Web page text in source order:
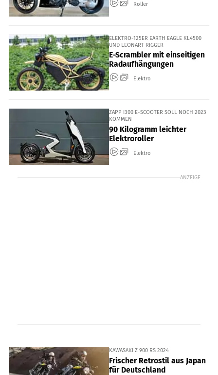
Roller
ELEKTRO-125ER EARTH EAGLE KL4500
UND LEONART RIGGER
E-Scrambler mit einseitigen
Radaufhängungen
Elektro
ZAPP I300 E-SCOOTER SOLL NOCH 2023
KOMMEN
90 Kilogramm leichter
Elektroroller
Elektro
ANZEIGE
KAWASAKI Z 900 RS 2024
Frischer Retrostil aus Japan
für Deutschland